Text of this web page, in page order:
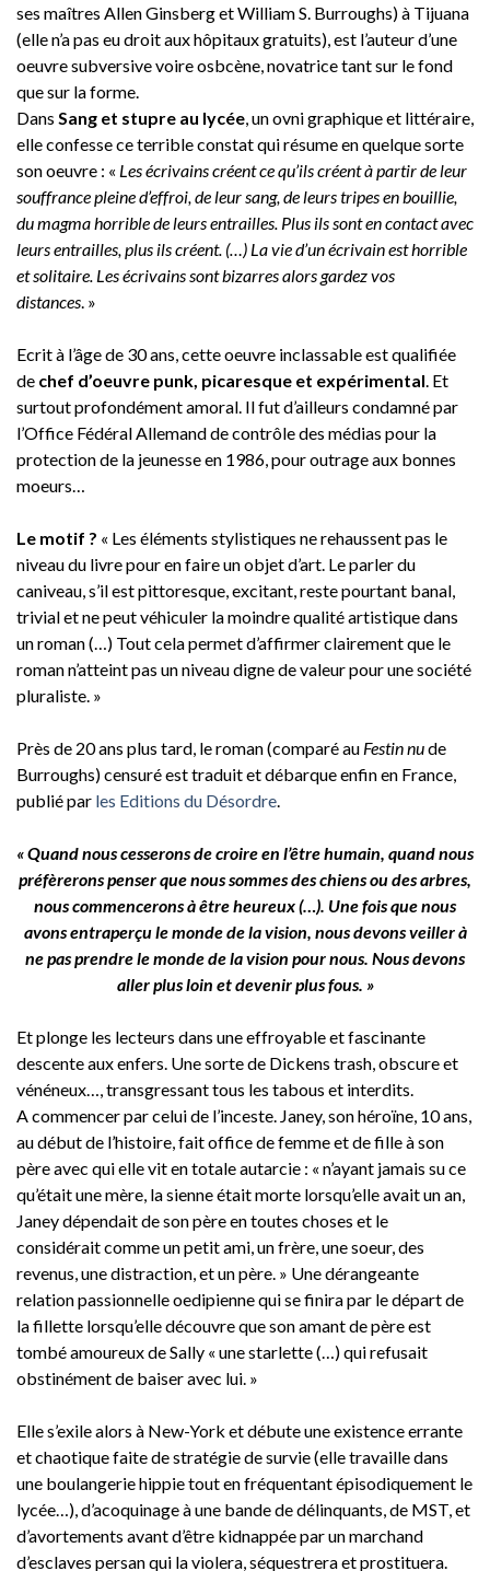
ses maîtres Allen Ginsberg et William S. Burroughs) à Tijuana
(elle n’a pas eu droit aux hôpitaux gratuits), est l’auteur d’une
oeuvre subversive voire osbcène, novatrice tant sur le fond
que sur la forme.
Dans Sang et stupre au lycée , un ovni graphique et littéraire,
elle confesse ce terrible constat qui résume en quelque sorte
son oeuvre : « Les écrivains créent ce qu’ils créent à partir de leur
souffrance pleine d’effroi, de leur sang, de leurs tripes en bouillie,
du magma horrible de leurs entrailles. Plus ils sont en contact avec
leurs entrailles, plus ils créent. (…) La vie d’un écrivain est horrible
et solitaire. Les écrivains sont bizarres alors gardez vos
distances . »
Ecrit à l’âge de 30 ans, cette oeuvre inclassable est qualifiée
de chef d’oeuvre punk, picaresque et expérimental . Et
surtout profondément amoral. Il fut d’ailleurs condamné par
l’Office Fédéral Allemand de contrôle des médias pour la
protection de la jeunesse en 1986, pour outrage aux bonnes
moeurs…
Le motif ? « Les éléments stylistiques ne rehaussent pas le
niveau du livre pour en faire un objet d’art. Le parler du
caniveau, s’il est pittoresque, excitant, reste pourtant banal,
trivial et ne peut véhiculer la moindre qualité artistique dans
un roman (…) Tout cela permet d’affirmer clairement que le
roman n’atteint pas un niveau digne de valeur pour une société
pluraliste. »
Près de 20 ans plus tard, le roman (comparé au Festin nude
Burroughs) censuré est traduit et débarque enfin en France,
publié par les Editions du Désordre
« Quand nous cesserons de croire en l’être humain, quand nous
préfèrerons penser que nous sommes des chiens ou des arbres,
nous commencerons à être heureux (…). Une fois que nous
avons entraperçu le monde de la vision, nous devons veiller à
ne pas prendre le monde de la vision pour nous. Nous devons
aller plus loin et devenir plus fous. »
Et plonge les lecteurs dans une effroyable et fascinante
descente aux enfers. Une sorte de Dickens trash, obscure et
vénéneux…, transgressant tous les tabous et interdits.
A commencer par celui de l’inceste. Janey, son héroïne, 10 ans,
au début de l’histoire, fait office de femme et de fille à son
père avec qui elle vit en totale autarcie : « n’ayant jamais su ce
qu’était une mère, la sienne était morte lorsqu’elle avait un an,
Janey dépendait de son père en toutes choses et le
considérait comme un petit ami, un frère, une soeur, des
revenus, une distraction, et un père. » Une dérangeante
relation passionnelle oedipienne qui se finira par le départ de
la fillette lorsqu’elle découvre que son amant de père est
tombé amoureux de Sally « une starlette (…) qui refusait
obstinément de baiser avec lui. »
Elle s’exile alors à New-York et débute une existence errante
et chaotique faite de stratégie de survie (elle travaille dans
une boulangerie hippie tout en fréquentant épisodiquement le
lycée…), d’acoquinage à une bande de délinquants, de MST, et
d’avortements avant d’être kidnappée par un marchand
d’esclaves persan qui la violera, séquestrera et prostituera.